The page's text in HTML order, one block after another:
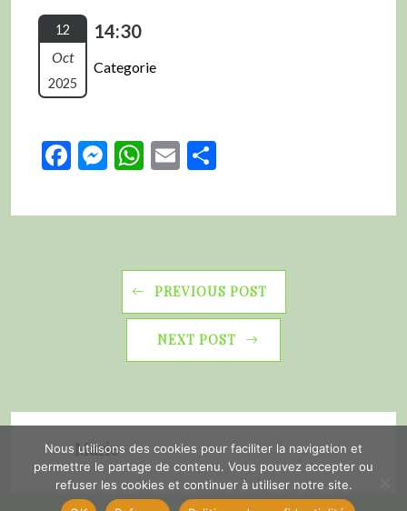
12
Oct
2025
14:30
Categorie
Facebook
Messenger
WhatsApp
Email
PREVIOUS POST
NEXT POST
Marie
Nous utilisons des cookies pour faciliter la navigation et
permettre le partage de contenu. Vous pouvez accepter ou
refuser les cookies et continuer à utiliser notre site.